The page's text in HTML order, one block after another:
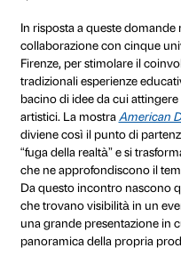
Come coinvolgere
di Palazzo Strozzi?
guidata o laboratorio
educativo? Come
sperimentazione